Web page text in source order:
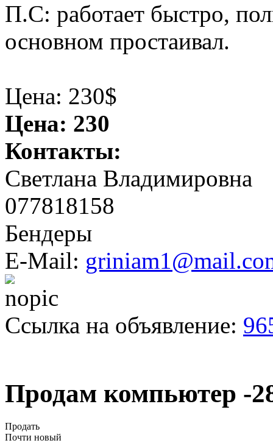
П.С: работает быстро,
основном простаивал.
Цена: 230$
Цена: 230
Контакты:
Светлана Владимировна
077818158
Бендеры
E-Mail:
Ссылка на объявление:
Продам компьютер -
Продать
Почти новый